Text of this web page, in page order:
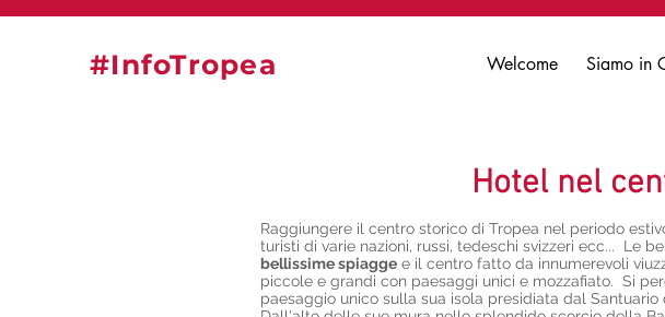
#InfoTropea Welcome Siamo in
Hotel nel
Raggiungere il centro storico di Tropea nel periodo
turisti di varie nazioni, russi, tedeschi svizzeri ecc... Le
bellissime spiagge e il centro fatto da innumerevoli
piccole e grandi con paesaggi unici e mozzafiato. Si
paesaggio unico sulla sua isola presidiata dal